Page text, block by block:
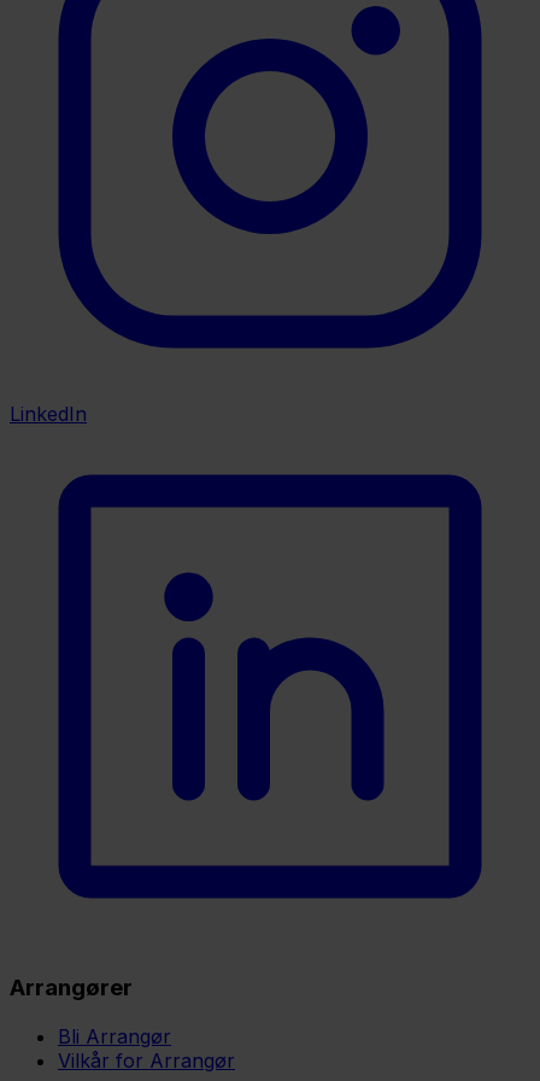
LinkedIn
Arrangører
Bli Arrangør
Vilkår for Arrangør